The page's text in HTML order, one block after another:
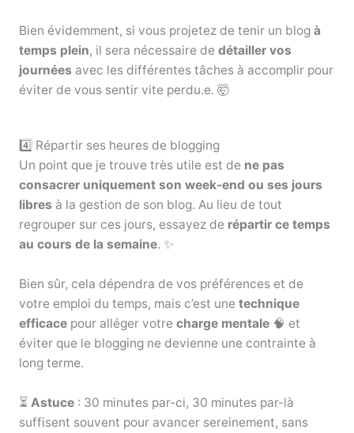
Bien évidemment, si vous projetez de tenir un blog à
temps plein, il sera nécessaire de détailler vos
journées avec les différentes tâches à accomplir pour
éviter de vous sentir vite perdu.e. 🤯
4️⃣ Répartir ses heures de blogging
Un point que je trouve très utile est de ne pas
consacrer uniquement son week-end ou ses jours
libres à la gestion de son blog. Au lieu de tout
regrouper sur ces jours, essayez de répartir ce temps
au cours de la semaine. ✨
Bien sûr, cela dépendra de vos préférences et de
votre emploi du temps, mais c’est une technique
efficacepour alléger votre charge mentale🧠 et
éviter que le blogging ne devienne une contrainte à
long terme.
⏳ Astuce: 30 minutes par-ci, 30 minutes par-là
suffisent souvent pour avancer sereinement, sans